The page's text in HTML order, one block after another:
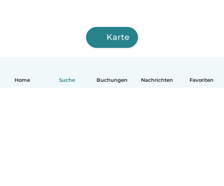
Home Suche Buchungen Nachrichten Favoriten
Karte